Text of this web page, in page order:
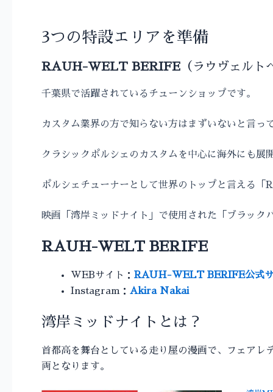
3つの特設エリアを準備
RAUH-WELT BERIFE （ラウヴェルト
千葉県で活躍されているチューンショップです。
カスタム業界の方で知らない方はまずいないと言っ
クラシックポルシェのカスタムを中心に海外にも展
ポルシェチューナーとして世界のトップと言える「
映画「湾岸ミッドナイト」で使用された「ブラック
RAUH-WELT BERIFE
WEBサイト： RAUH-WELT BERIFE公式
Instagram： Akira Nakai
湾岸ミッドナイトとは？
首都高を舞台としている走り屋の漫画で、フェア
両となります。